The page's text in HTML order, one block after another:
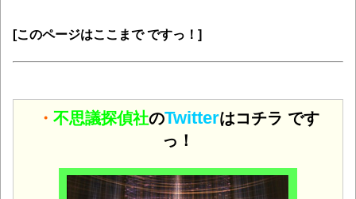
[このページはここまで ですっ！]
・ 不思議探偵社のTwitterはコチラ です
っ！